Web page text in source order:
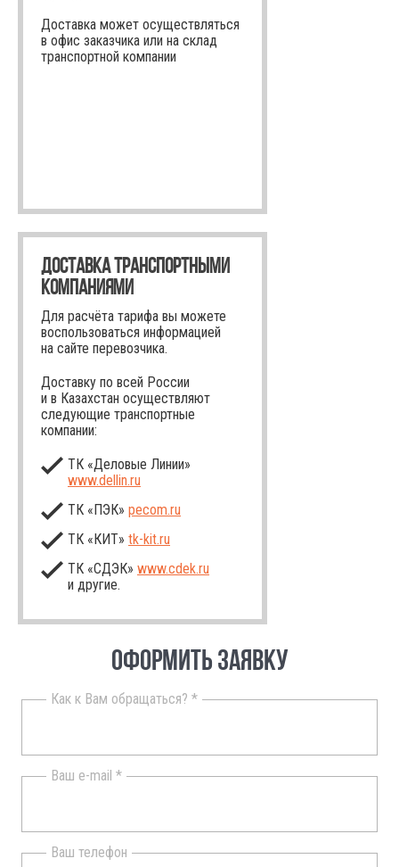
Доставка может осуществляться
в офис заказчика или на склад
транспортной компании
ДОСТАВКА ТРАНСПОРТНЫМИ
КОМПАНИЯМИ
Для расчёта тарифа вы можете
воспользоваться информацией
на сайте перевозчика.
Доставку по всей России
и в Казахстан осуществляют
следующие транспортные
компании:
ТК «Деловые Линии»
www.dellin.ru
ТК «ПЭК» pecom.ru
ТК «КИТ» tk-kit.ru
ТК «СДЭК» www.cdek.ru
и другие.
ОФОРМИТЬ ЗАЯВКУ
Как к Вам обращаться? *
Ваш e-mail *
Ваш телефон